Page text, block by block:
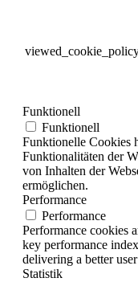
Funktionell
Funktionell
Funktionelle Cookies
Funktionalitäten der
von Inhalten der
ermöglichen.
Performance
Performance
Performance cookies
key performance
delivering a better
Statistik